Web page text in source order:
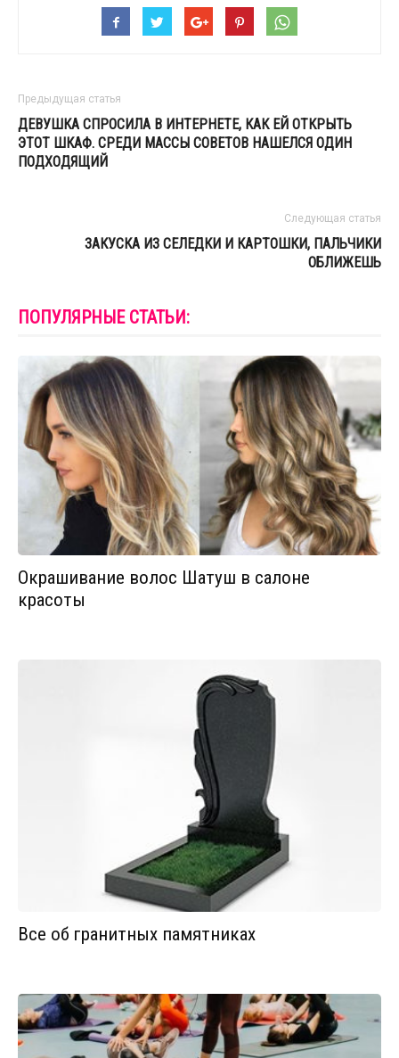
Предыдущая статья
ДЕВУШКА СПРОСИЛА В ИНТЕРНЕТЕ, КАК ЕЙ ОТКРЫТЬ
ЭТОТ ШКАФ. СРЕДИ МАССЫ СОВЕТОВ НАШЕЛСЯ ОДИН
ПОДХОДЯЩИЙ
Следующая статья
ЗАКУСКА ИЗ СЕЛЕДКИ И КАРТОШКИ, ПАЛЬЧИКИ
ОБЛИЖЕШЬ
ПОПУЛЯРНЫЕ СТАТЬИ:
Окрашивание волос Шатуш в салоне
красоты
Все об гранитных памятниках